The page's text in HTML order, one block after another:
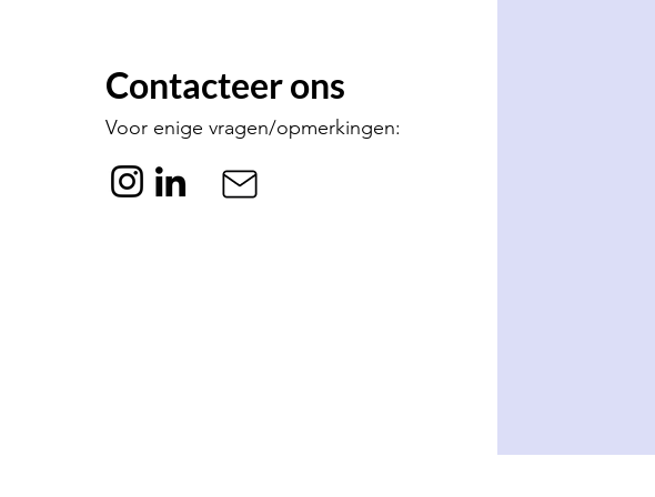
Contacteer ons
Voor enige vragen/opmerkingen: